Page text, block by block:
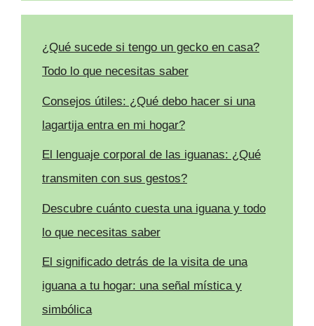
¿Qué sucede si tengo un gecko en casa?
Todo lo que necesitas saber
Consejos útiles: ¿Qué debo hacer si una
lagartija entra en mi hogar?
El lenguaje corporal de las iguanas: ¿Qué
transmiten con sus gestos?
Descubre cuánto cuesta una iguana y todo
lo que necesitas saber
El significado detrás de la visita de una
iguana a tu hogar: una señal mística y
simbólica